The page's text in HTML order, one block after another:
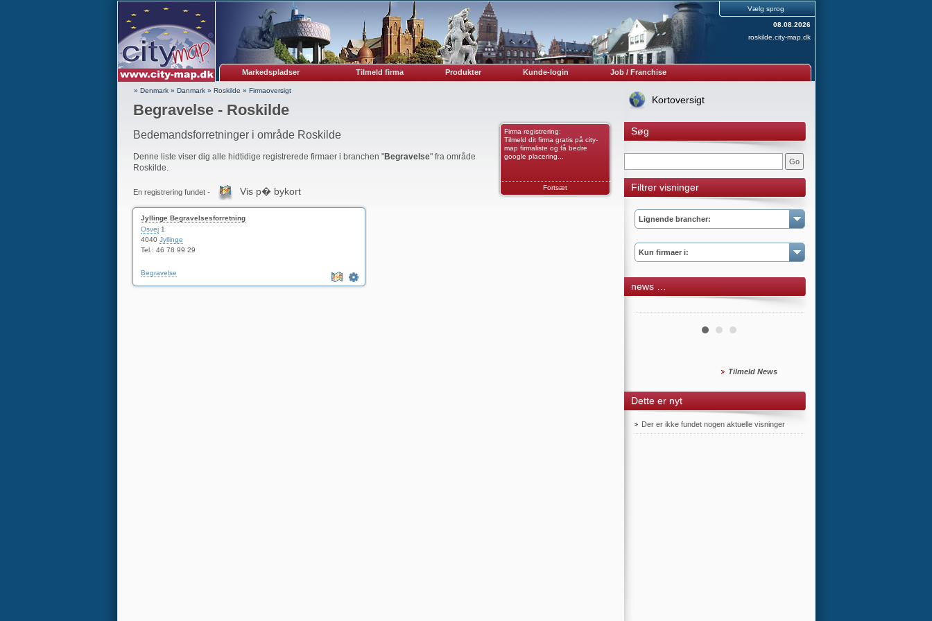
Vælg sprog
08.08.2026
roskilde.city-map.dk
Markedspladser Tilmeld firma Produkter Kunde-login Job / Franchise
» Denmark» Danmark» Roskilde » Firmaoversigt
Begravelse - Roskilde
Bedemandsforretninger i område Roskilde
Firma registrering:
Tilmeld dit firma gratis på city-
map firmaliste og få bedre
google placering...
Fortsæt
Denne liste viser dig alle hidtidige registrerede firmaer i branchen "Begravelse" fra område
Roskilde.
En registrering fundet - Vis p� bykort
Jyllinge Begravelsesforretning
Osvej1
4040 Jyllinge
Tel.: 46 78 99 29
Begravelse
Kortoversigt
Søg
Filtrer visninger
Lignende brancher:
Kun firmaer i:
news …
Tilmeld News
Dette er nyt
Der er ikke fundet nogen aktuelle visninger